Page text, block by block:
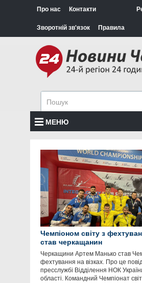
Про нас Контакти
Зворотній зв'язок Правила
МЕНЮ
Чемпіоном світу з
став черкащанин
Черкащини Артем Манько став
фехтування на візках. Про це
пресслужбі Відділення НОК
області. Командний Чемпіонат